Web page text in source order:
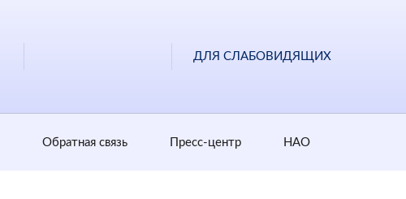
ДЛЯ СЛАБОВИДЯЩИХ
Обратная cвязь Пресс-центр НАО